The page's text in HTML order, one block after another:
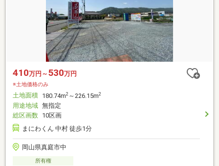
410万円～ 530万円
※土地価格のみ
土地面積 180.74m2 ～226.15m2
用途地域 無指定
総区画数 10区画
まにわくん 中村 徒歩1分
岡山県真庭市中
所有権